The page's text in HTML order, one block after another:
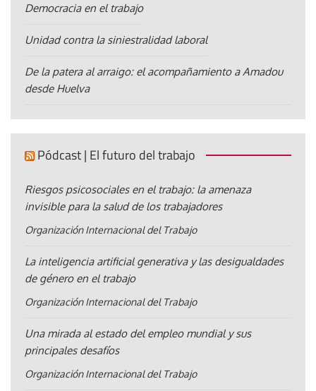
Democracia en el trabajo
Unidad contra la siniestralidad laboral
De la patera al arraigo: el acompañamiento a Amadou
desde Huelva
Pódcast | El futuro del trabajo
Riesgos psicosociales en el trabajo: la amenaza
invisible para la salud de los trabajadores
Organización Internacional del Trabajo
La inteligencia artificial generativa y las desigualdades
de género en el trabajo
Organización Internacional del Trabajo
Una mirada al estado del empleo mundial y sus
principales desafíos
Organización Internacional del Trabajo